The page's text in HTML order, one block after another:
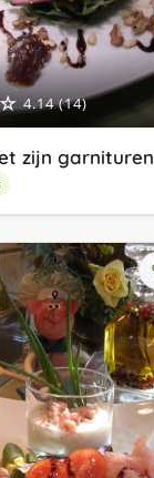
4.14 (14)
zijn garnituren